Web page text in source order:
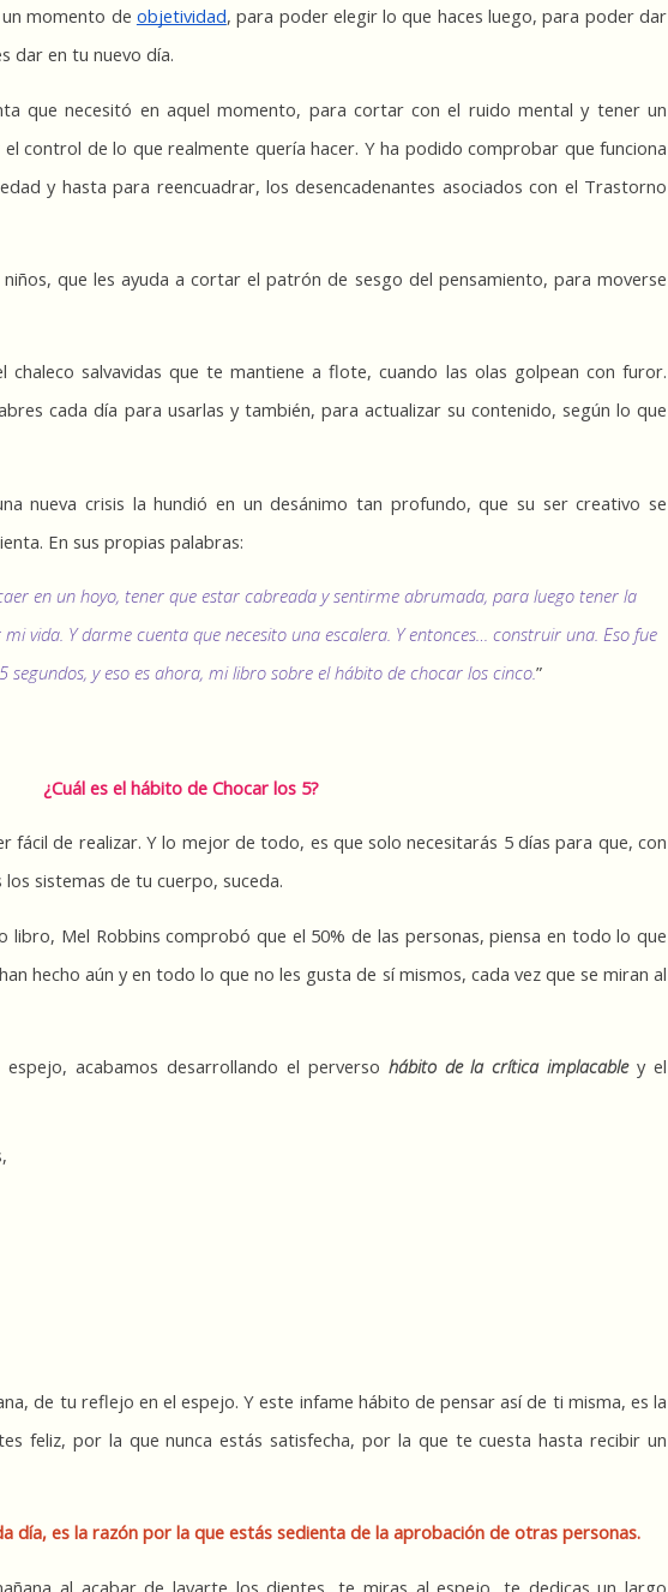
momento de objetividad, para poder elegir lo que haces luego, para poder dar
dar en tu nuevo día.
que necesitó en aquel momento, para cortar con el ruido mental y tener un
control de lo que realmente quería hacer. Y ha podido comprobar que funciona
y hasta para reencuadrar, los desencadenantes asociados con el Trastorno
que les ayuda a cortar el patrón de sesgo del pensamiento, para moverse
chaleco salvavidas que te mantiene a flote, cuando las olas golpean con furor.
cada día para usarlas y también, para actualizar su contenido, según lo que
nueva crisis la hundió en un desánimo tan profundo, que su ser creativo se
En sus propias palabras:
en un hoyo, tener que estar cabreada y sentirme abrumada, para luego tener la
vida. Y darme cuenta que necesito una escalera. Y entonces… construir una. Eso fue
segundos, y eso es ahora, mi libro sobre el hábito de chocar los cinco.”
¿Cuál es el hábito de Chocar los 5?
fácil de realizar. Y lo mejor de todo, es que solo necesitarás 5 días para que, con
sistemas de tu cuerpo, suceda.
libro, Mel Robbins comprobó que el 50% de las personas, piensa en todo lo que
hecho aún y en todo lo que no les gusta de sí mismos, cada vez que se miran al
acabamos desarrollando el perverso hábito de la crítica implacable y el
de tu reflejo en el espejo. Y este infame hábito de pensar así de ti misma, es la
feliz, por la que nunca estás satisfecha, por la que te cuesta hasta recibir un
día, es la razón por la que estás sedienta de la aprobación de otras personas.
al acabar de lavarte los dientes, te miras al espejo, te dedicas un largo